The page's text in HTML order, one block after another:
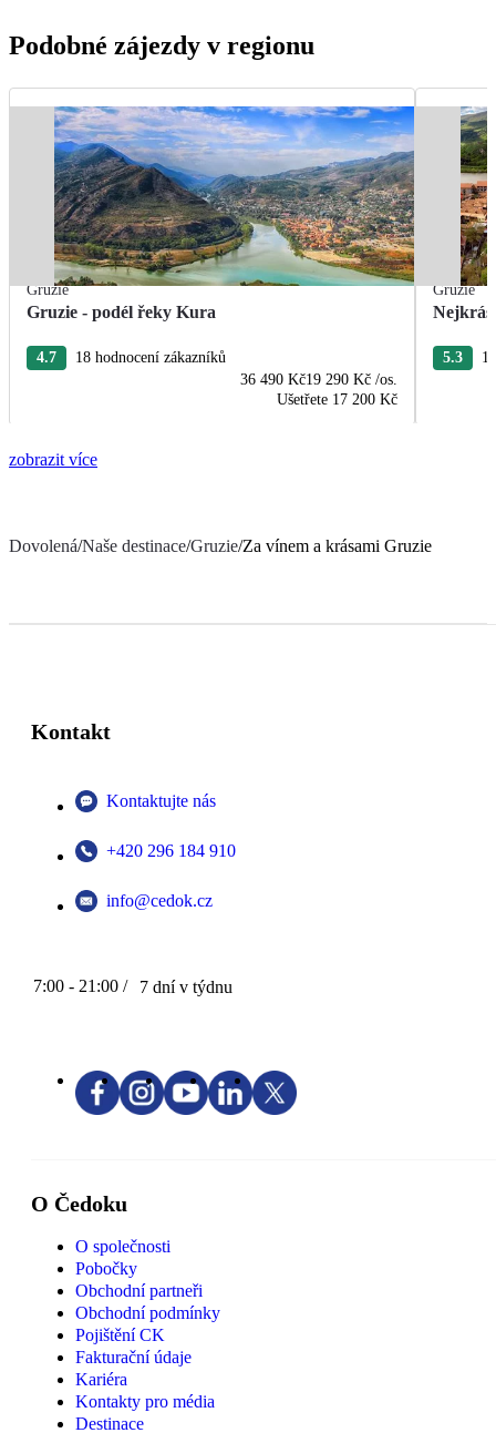
Podobné zájezdy v regionu
Gruzie
Gruzie - podél řeky Kura
4.7
18 hodnocení zákazníků
36 490 Kč19 290 Kč /os.
Ušetřete 17 200 Kč
Gruzie
5.3
zobrazit více
Dovolená/Naše destinace/Gruzie/Za vínem a krásami Gruzie
Kontakt
Kontaktujte nás
+420 296 184 910
info@cedok.cz
7:00 - 21:00 / 7 dní v týdnu
O Čedoku
O společnosti
Pobočky
Obchodní partneři
Obchodní podmínky
Pojištění CK
Fakturační údaje
Kariéra
Kontakty pro média
Destinace